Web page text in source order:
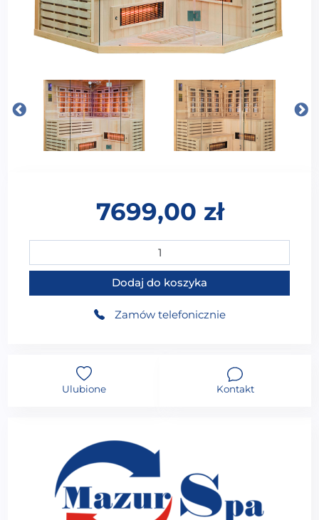
7699,00 zł
ilość MO-EA4CRS Sauna na podczerwień z
Dodaj do koszyka
Zamów telefonicznie
Ulubione Kontakt